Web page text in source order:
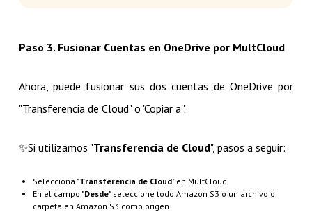
Paso 3. Fusionar Cuentas en OneDrive por MultCloud
Ahora, puede fusionar sus dos cuentas de OneDrive por
"Transferencia de Cloud" o 'Copiar a''.
✨​Si utilizamos "Transferencia de Cloud", pasos a seguir:
Selecciona "Transferencia de Cloud" en MultCloud.
En el campo "Desde" seleccione todo Amazon S3 o un archivo o
carpeta en Amazon S3 como origen.